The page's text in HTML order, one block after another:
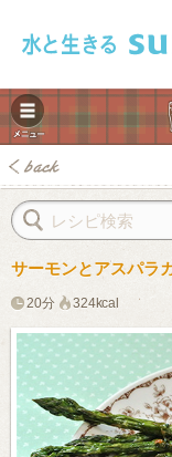
レシピ
サーモンとアスパラ
20分 324kcal